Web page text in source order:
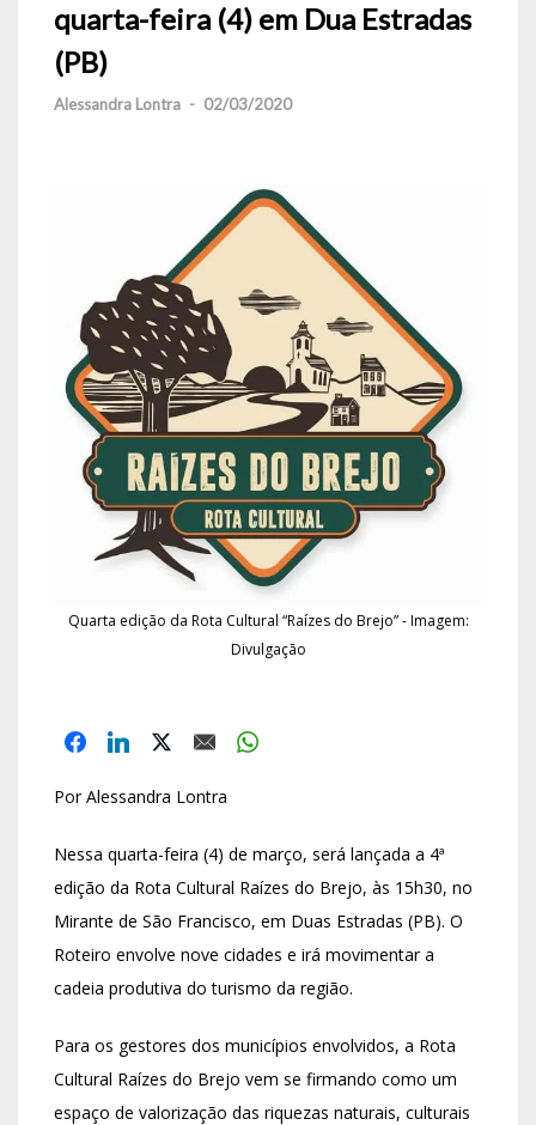
quarta-feira (4) em Dua Estradas
(PB)
Alessandra Lontra - 02/03/2020
Quarta edição da Rota Cultural “Raízes do Brejo” - Imagem:
Divulgação
Por Alessandra Lontra
Nessa quarta-feira (4) de março, será lançada a 4ª
edição da Rota Cultural Raízes do Brejo, às 15h30, no
Mirante de São Francisco, em Duas Estradas (PB). O
Roteiro envolve nove cidades e irá movimentar a
cadeia produtiva do turismo da região.
Para os gestores dos municípios envolvidos, a Rota
Cultural Raízes do Brejo vem se firmando como um
espaço de valorização das riquezas naturais, culturais